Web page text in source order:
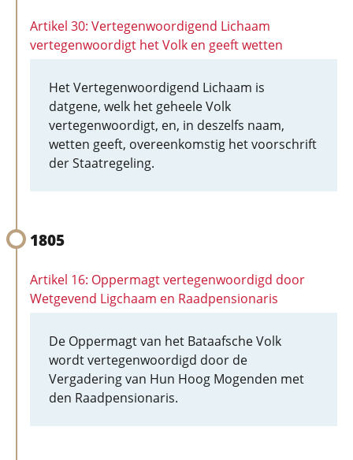
Artikel 30: Vertegenwoordigend Lichaam
vertegenwoordigt het Volk en geeft wetten
Het Vertegenwoordigend Lichaam is
datgene, welk het geheele Volk
vertegenwoordigt, en, in deszelfs naam,
wetten geeft, overeenkomstig het voorschrift
der Staatregeling.
1805
Artikel 16: Oppermagt vertegenwoordigd door
Wetgevend Ligchaam en Raadpensionaris
De Oppermagt van het Bataafsche Volk
wordt vertegenwoordigd door de
Vergadering van Hun Hoog Mogenden met
den Raadpensionaris.